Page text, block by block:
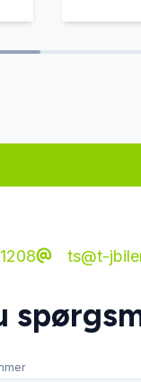
ts@t-